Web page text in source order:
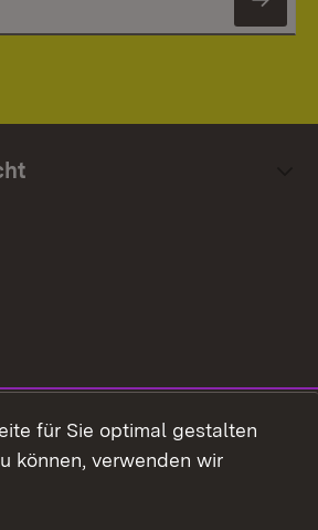
für Sie optimal gestalten
können, verwenden wir